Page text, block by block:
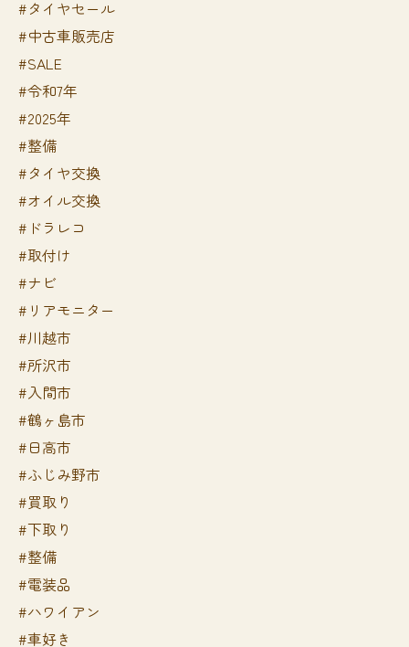
#タイヤセール
#中古車販売店
#SALE
#令和7年
#2025年
#整備
#タイヤ交換
#オイル交換
#ドラレコ
#取付け
#ナビ
#リアモニター
#川越市
#所沢市
#入間市
#鶴ヶ島市
#日高市
#ふじみ野市
#買取り
#下取り
#整備
#電装品
#ハワイアン
#車好き